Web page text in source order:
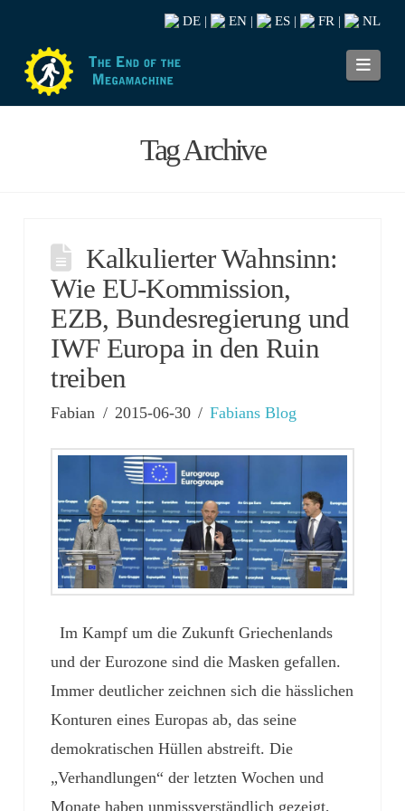
DE EN ES FR NL
Tag Archive
Kalkulierter Wahnsinn:
Wie EU-Kommission,
EZB, Bundesregierung und
IWF Europa in den Ruin
treiben
Fabian 2015-06-30 Fabians Blog
Im Kampf um die Zukunft Griechenlands
und der Eurozone sind die Masken gefallen.
Immer deutlicher zeichnen sich die hässlichen
Konturen eines Europas ab, das seine
demokratischen Hüllen abstreift. Die
„Verhandlungen“ der letzten Wochen und
Monate haben unmissverständlich gezeigt,